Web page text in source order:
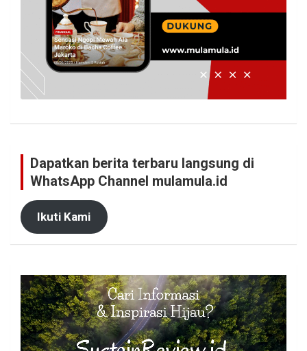
Dapatkan berita terbaru langsung di
WhatsApp Channel mulamula.id
Ikuti Kami